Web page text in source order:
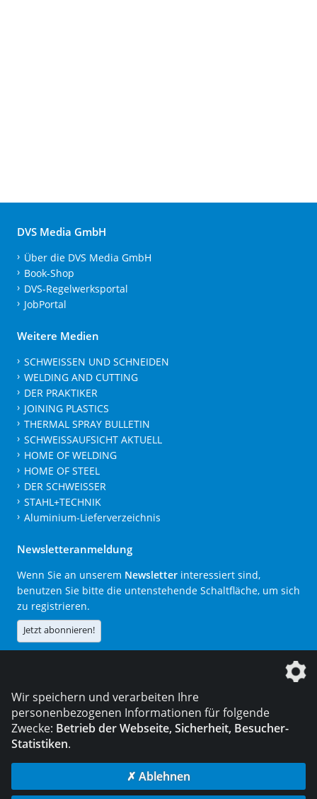
DVS Media GmbH
Über die DVS Media GmbH
Book-Shop
DVS-Regelwerksportal
JobPortal
Weitere Medien
SCHWEISSEN UND SCHNEIDEN
WELDING AND CUTTING
DER PRAKTIKER
JOINING PLASTICS
THERMAL SPRAY BULLETIN
SCHWEISSAUFSICHT AKTUELL
HOME OF WELDING
HOME OF STEEL
DER SCHWEISSER
STAHL+TECHNIK
Aluminium-Lieferverzeichnis
Newsletteranmeldung
Wenn Sie an unserem Newsletter interessiert sind,
benutzen Sie bitte die untenstehende Schaltfläche, um sich
zu registrieren.
Jetzt abonnieren!
Wir speichern und verarbeiten Ihre
personenbezogenen Informationen für folgende
Zwecke: Betrieb der Webseite, Sicherheit, Besucher-
Statistiken.
✗ Ablehnen